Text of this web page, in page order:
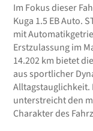
Im Fokus dieser
Kuga 1.5 EB Auto.
mit
Erstzulassung im
14.202 km bietet
aus sportlicher
Alltagstauglichkeit.
unterstreicht den
Charakter des